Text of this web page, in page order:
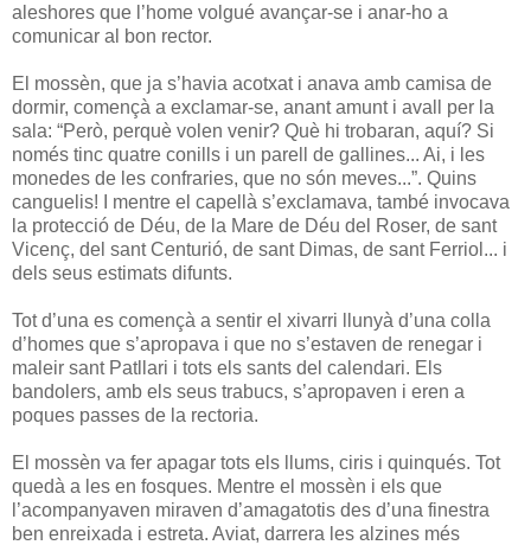
aleshores que l’home volgué avançar-se i anar-ho a
comunicar al bon rector.
El mossèn, que ja s’havia acotxat i anava amb camisa de
dormir, començà a exclamar-se, anant amunt i avall per la
sala: “Però, perquè volen venir? Què hi trobaran, aquí? Si
només tinc quatre conills i un parell de gallines... Ai, i les
monedes de les confraries, que no són meves...”. Quins
canguelis! I mentre el capellà s’exclamava, també invocava
la protecció de Déu, de la Mare de Déu del Roser, de sant
Vicenç, del sant Centurió, de sant Dimas, de sant Ferriol... i
dels seus estimats difunts.
Tot d’una es començà a sentir el xivarri llunyà d’una colla
d’homes que s’apropava i que no s’estaven de renegar i
maleir sant Patllari i tots els sants del calendari. Els
bandolers, amb els seus trabucs, s’apropaven i eren a
poques passes de la rectoria.
El mossèn va fer apagar tots els llums, ciris i quinqués. Tot
quedà a les en fosques. Mentre el mossèn i els que
l’acompanyaven miraven d’amagatotis des d’una finestra
ben enreixada i estreta. Aviat, darrera les alzines més